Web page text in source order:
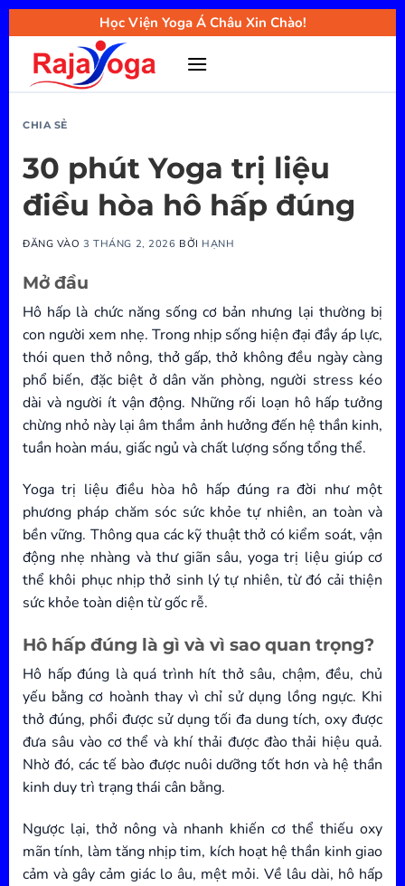
Bỏ
qua
nội
Học Viện Yoga Á Châu Xin Chào!
CHIA SẺ
30 phút Yoga trị liệu
điều hòa hô hấp đúng
ĐĂNG VÀO3 THÁNG 2, 2026 BỞI HẠNH
Mở đầu
Hô hấp là chức năng sống cơ bản nhưng lại thường bị
con người xem nhẹ. Trong nhịp sống hiện đại đầy áp lực,
thói quen thở nông, thở gấp, thở không đều ngày càng
phổ biến, đặc biệt ở dân văn phòng, người stress kéo
dài và người ít vận động. Những rối loạn hô hấp tưởng
chừng nhỏ này lại âm thầm ảnh hưởng đến hệ thần kinh,
tuần hoàn máu, giấc ngủ và chất lượng sống tổng thể.
Yoga trị liệu điều hòa hô hấp đúng ra đời như một
phương pháp chăm sóc sức khỏe tự nhiên, an toàn và
bền vững. Thông qua các kỹ thuật thở có kiểm soát, vận
động nhẹ nhàng và thư giãn sâu, yoga trị liệu giúp cơ
thể khôi phục nhịp thở sinh lý tự nhiên, từ đó cải thiện
sức khỏe toàn diện từ gốc rễ.
Hô hấp đúng là gì và vì sao quan trọng?
Hô hấp đúng là quá trình hít thở sâu, chậm, đều, chủ
yếu bằng cơ hoành thay vì chỉ sử dụng lồng ngực. Khi
thở đúng, phổi được sử dụng tối đa dung tích, oxy được
đưa sâu vào cơ thể và khí thải được đào thải hiệu quả.
Nhờ đó, các tế bào được nuôi dưỡng tốt hơn và hệ thần
kinh duy trì trạng thái cân bằng.
Ngược lại, thở nông và nhanh khiến cơ thể thiếu oxy
mãn tính, làm tăng nhịp tim, kích hoạt hệ thần kinh giao
cảm và gây cảm giác lo âu, mệt mỏi. Về lâu dài, hô hấp